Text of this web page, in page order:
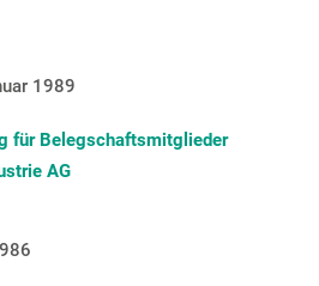
1989
für Belegschaftsmitglieder
AG